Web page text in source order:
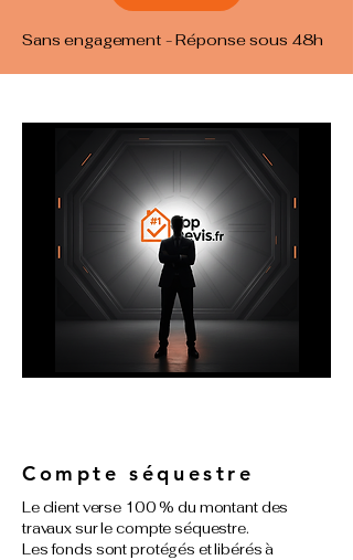
Sans engagement - Réponse sous 48h
Compte séquestre
Le client verse 100 % du montant des
travaux sur le compte séquestre.
Les fonds sont protégés et libérés à